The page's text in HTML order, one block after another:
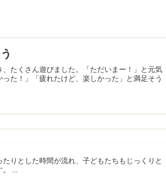
たくさん遊びました。「ただいまー！」と元気
た！」「疲れたけど、楽しかった」と満足そう
りとした時間が流れ、子どもたちもじっくりと